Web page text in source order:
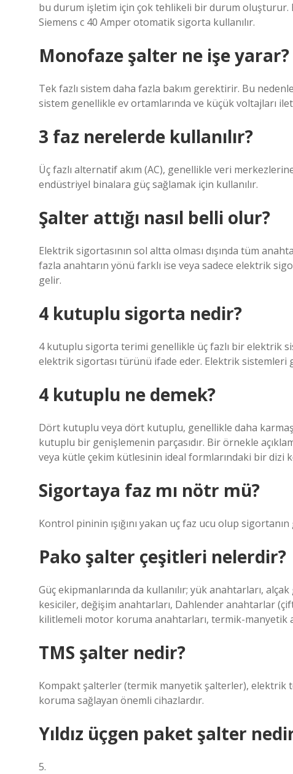
bu durum işletim için çok tehlikeli bir durum
Siemens c 40 Amper otomatik sigorta kullanılır.
Monofaze şalter ne işe yarar?
Tek fazlı sistem daha fazla bakım gerektirir. Bu
sistem genellikle ev ortamlarında ve küçük voltajları
3 faz nerelerde kullanılır?
Üç fazlı alternatif akım (AC), genellikle veri
endüstriyel binalara güç sağlamak için kullanılır.
Şalter attığı nasıl belli olur?
Elektrik sigortasının sol altta olması dışında tüm
fazla anahtarın yönü farklı ise veya sadece elektrik
gelir.
4 kutuplu sigorta nedir?
4 kutuplu sigorta terimi genellikle üç fazlı bir elektrik
elektrik sigortası türünü ifade eder. Elektrik sistemleri
4 kutuplu ne demek?
Dört kutuplu veya dört kutuplu, genellikle daha
kutuplu bir genişlemenin parçasıdır. Bir örnekle
veya kütle çekim kütlesinin ideal formlarındaki bir dizi
Sigortaya faz mı nötr mü?
Kontrol pininin ışığını yakan uç faz ucu olup
Pako şalter çeşitleri nelerdir?
Güç ekipmanlarında da kullanılır; yük anahtarları,
kesiciler, değişim anahtarları, Dahlender anahtarlar
kilitlemeli motor koruma anahtarları, termik-
TMS şalter nedir?
Kompakt şalterler (termik manyetik şalterler), elektrik
koruma sağlayan önemli cihazlardır.
Yıldız üçgen paket şalter
5.